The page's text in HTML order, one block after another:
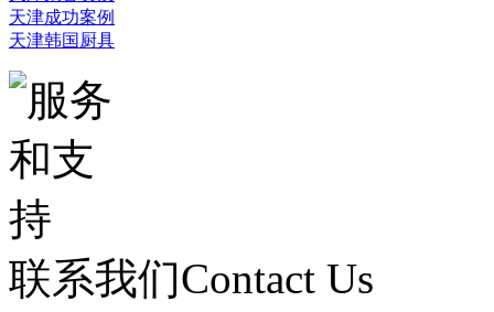
天津成功案例
天津韩国厨具
联系我们Contact Us